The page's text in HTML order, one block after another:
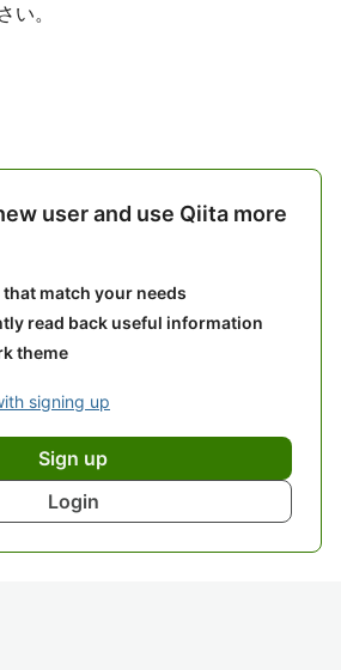
い。
user and use Qiita more
match your needs
read back useful information
theme
signing up
Sign up
Login